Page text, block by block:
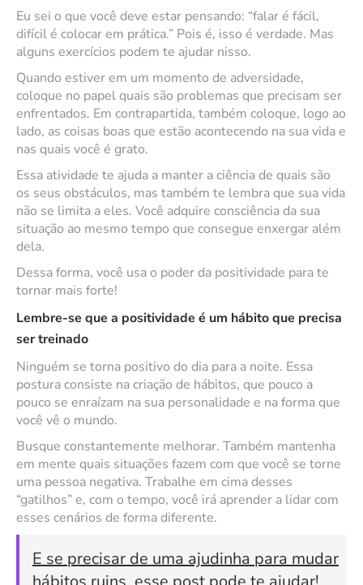
Eu sei o que você deve estar pensando: “falar é fácil,
difícil é colocar em prática.” Pois é, isso é verdade. Mas
alguns exercícios podem te ajudar nisso.
Quando estiver em um momento de adversidade,
coloque no papel quais são problemas que precisam ser
enfrentados. Em contrapartida, também coloque, logo ao
lado, as coisas boas que estão acontecendo na sua vida e
nas quais você é grato.
Essa atividade te ajuda a manter a ciência de quais são
os seus obstáculos, mas também te lembra que sua vida
não se limita a eles. Você adquire consciência da sua
situação ao mesmo tempo que consegue enxergar além
dela.
Dessa forma, você usa o poder da positividade para te
tornar mais forte!
Lembre-se que a positividade é um hábito que precisa
ser treinado
Ninguém se torna positivo do dia para a noite. Essa
postura consiste na criação de hábitos, que pouco a
pouco se enraízam na sua personalidade e na forma que
você vê o mundo.
Busque constantemente melhorar. Também mantenha
em mente quais situações fazem com que você se torne
uma pessoa negativa. Trabalhe em cima desses
“gatilhos” e, com o tempo, você irá aprender a lidar com
esses cenários de forma diferente.
E se precisar de uma ajudinha para mudar